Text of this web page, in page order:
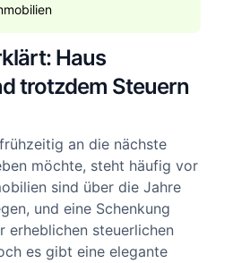
Haus
trotzdem Steuern
an die nächste
möchte, steht häufig vor
sind über die Jahre
und eine Schenkung
erheblichen steuerlichen
es gibt eine elegante